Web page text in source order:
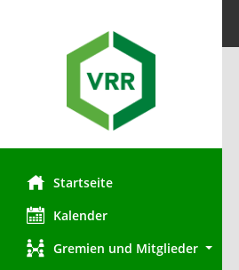
Startseite
Kalender
Gremien und Mitglieder